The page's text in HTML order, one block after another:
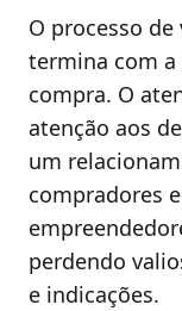
O processo
termina com a
compra. O
atenção aos
um
compradores
perdendo
e indicações.